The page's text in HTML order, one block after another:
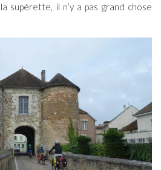
supérette, il n’y a pas grand chose